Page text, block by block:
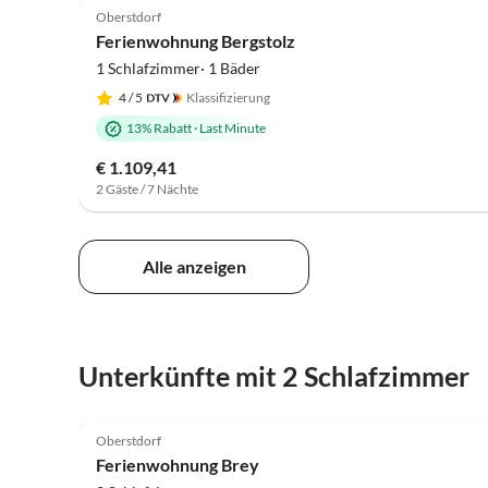
Oberstdorf
Ferienwohnung Bergstolz
1 Schlafzimmer· 1 Bäder
4/ 5
Klassifizierung
13% Rabatt· Last Minute
€ 1.109,41
2 Gäste / 7 Nächte
Alle anzeigen
Unterkünfte mit 2 Schlafzimmer
Oberstdorf
Ferienwohnung Brey